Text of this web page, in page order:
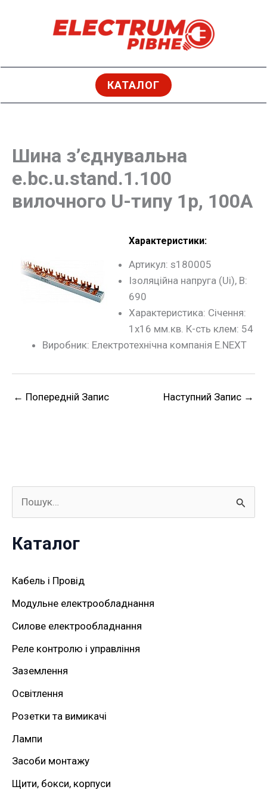
КАТАЛОГ
к
т
и
:
Каталог
Кабель і Провід
Модульне електрообладнання
Силове електрообладнання
Реле контролю і управління
Заземлення
Освітлення
Розетки та вимикачі
Лампи
Засоби монтажу
Щити, бокси, корпуси
Шина з’єднувальна
e.bc.u.stand.1.100
вилочного U-типу 1р, 100А
Характеристики:
Артикул: s180005
Ізоляційна напруга (Uі), В:
690
Характеристика: Січення:
1х16 мм.кв. К-сть клем: 54
Виробник: Електротехнічна компанія E.NEXT
← Попередній Запис Наступний Запис →